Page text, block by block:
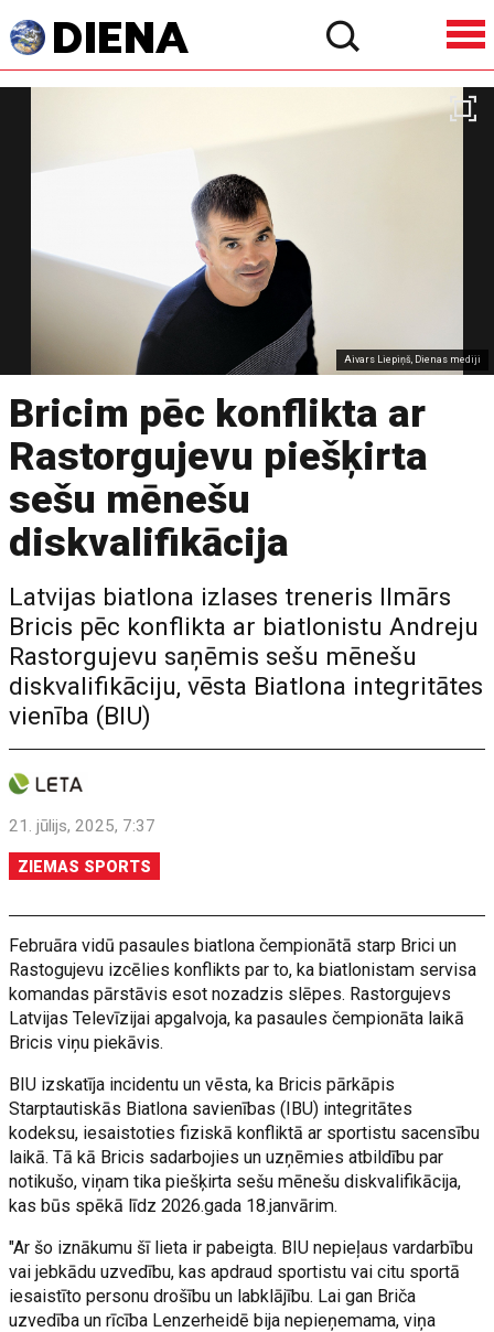
Aivars Liepiņš, Dienas mediji
Bricim pēc konflikta ar
Rastorgujevu piešķirta
sešu mēnešu
diskvalifikācija
Latvijas biatlona izlases treneris Ilmārs
Bricis pēc konflikta ar biatlonistu Andreju
Rastorgujevu saņēmis sešu mēnešu
diskvalifikāciju, vēsta Biatlona integritātes
vienība (BIU)
21. jūlijs, 2025, 7:37
ZIEMAS SPORTS
Februāra vidū pasaules biatlona čempionātā starp Brici un
Rastogujevu izcēlies konflikts par to, ka biatlonistam servisa
komandas pārstāvis esot nozadzis slēpes. Rastorgujevs
Latvijas Televīzijai apgalvoja, ka pasaules čempionāta laikā
Bricis viņu piekāvis.
BIU izskatīja incidentu un vēsta, ka Bricis pārkāpis
Starptautiskās Biatlona savienības (IBU) integritātes
kodeksu, iesaistoties fiziskā konfliktā ar sportistu sacensību
laikā. Tā kā Bricis sadarbojies un uzņēmies atbildību par
notikušo, viņam tika piešķirta sešu mēnešu diskvalifikācija,
kas būs spēkā līdz 2026.gada 18.janvārim.
"Ar šo iznākumu šī lieta ir pabeigta. BIU nepieļaus vardarbību
vai jebkādu uzvedību, kas apdraud sportistu vai citu sportā
iesaistīto personu drošību un labklājību. Lai gan Briča
uzvedība un rīcība Lenzerheidē bija nepieņemama, viņa